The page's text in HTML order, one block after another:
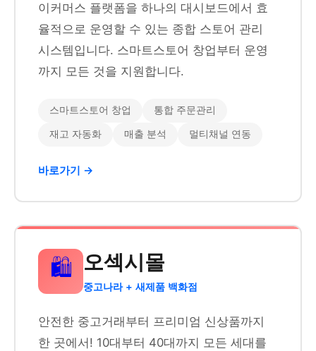
이커머스 플랫폼을 하나의 대시보드에서 효
율적으로 운영할 수 있는 종합 스토어 관리
시스템입니다. 스마트스토어 창업부터 운영
까지 모든 것을 지원합니다.
스마트스토어 창업 통합 주문관리
재고 자동화 매출 분석 멀티채널 연동
바로가기 →
🛍️ 오섹시몰
중고나라 + 새제품 백화점
안전한 중고거래부터 프리미엄 신상품까지
한 곳에서! 10대부터 40대까지 모든 세대를